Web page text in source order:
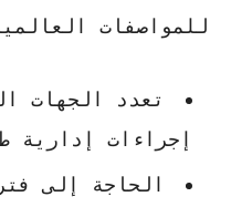
للمواصفات
تعدد الجهات
إجراءات إدارية
الحاجة إلى